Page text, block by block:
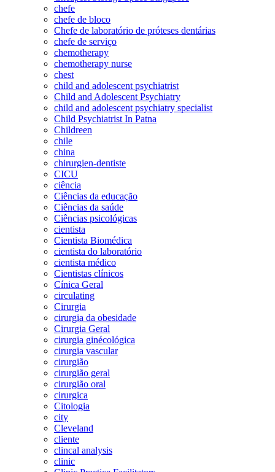
chefe
chefe de bloco
Chefe de laboratório de próteses dentárias
chefe de serviço
chemotherapy
chemotherapy nurse
chest
child and adolescent psychiatrist
Child and Adolescent Psychiatry
child and adolescent psychiatry specialist
Child Psychiatrist In Patna
Childreen
chile
china
chirurgien-dentiste
CICU
ciência
Ciências da educação
Ciências da saúde
Ciências psicológicas
cientista
Cientista Biomédica
cientista do laboratório
cientista médico
Cientistas clínicos
Cínica Geral
circulating
Cirurgia
cirurgia da obesidade
Cirurgia Geral
cirurgia ginécológica
cirurgia vascular
cirurgião
cirurgião geral
cirurgião oral
cirurgica
Citologia
city
Cleveland
cliente
clincal analysis
clinic